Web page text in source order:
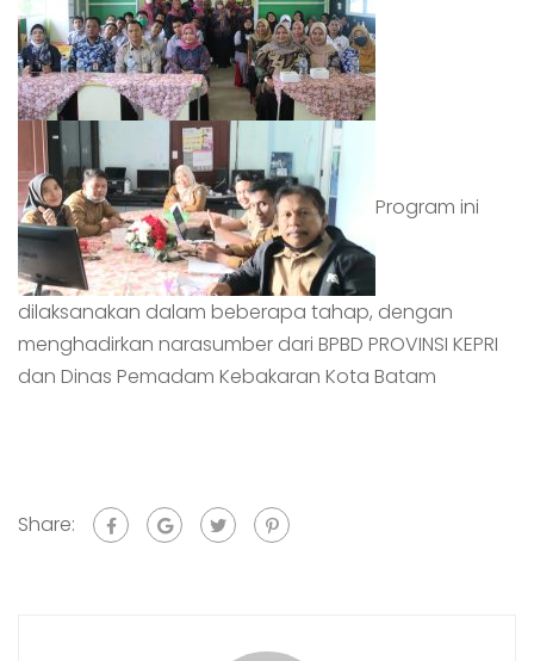
Program ini
dilaksanakan dalam beberapa tahap, dengan
menghadirkan narasumber dari BPBD PROVINSI KEPRI
dan Dinas Pemadam Kebakaran Kota Batam
Share: